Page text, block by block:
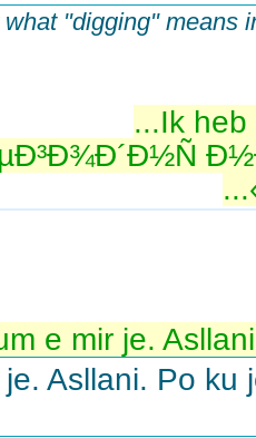
"digging" means
Ik heb
e mir je.
Asllani. Po ku